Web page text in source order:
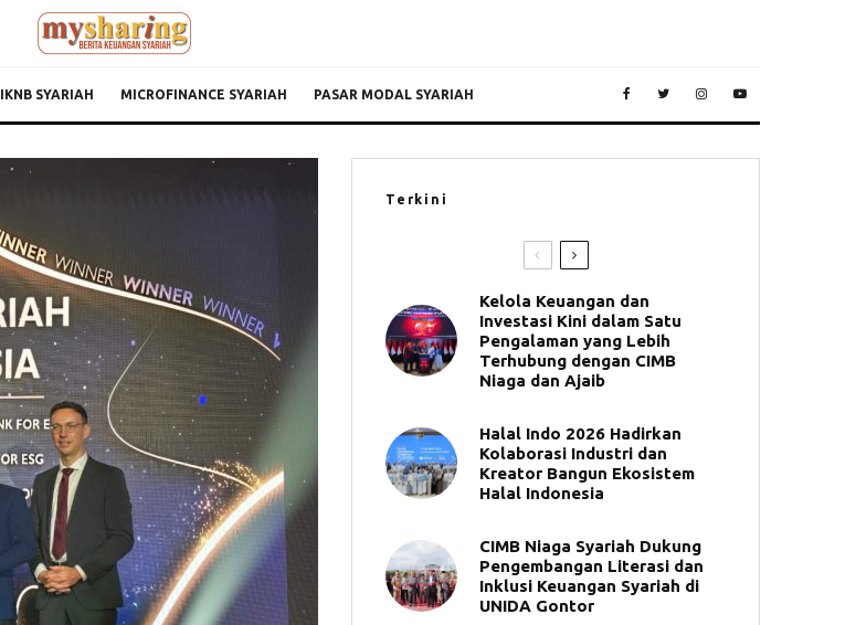
IKNB SYARIAH MICROFINANCE SYARIAH PASAR MODAL SYARIAH
Terkini
Kelola Keuangan dan
Investasi Kini dalam Satu
Pengalaman yang Lebih
Terhubung dengan CIMB
Niaga dan Ajaib
Halal Indo 2026 Hadirkan
Kolaborasi Industri dan
Kreator Bangun Ekosistem
Halal Indonesia
CIMB Niaga Syariah Dukung
Pengembangan Literasi dan
Inklusi Keuangan Syariah di
UNIDA Gontor